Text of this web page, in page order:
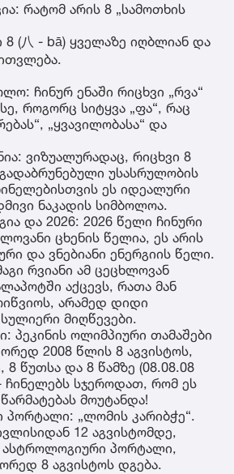
რატომ არის 8 „სამოთხის
(八 - bā) ყველაზე იღბლიან და
ჩინურ ენაში რიცხვი „რვა“
როგორც სიტყვა „ფა“, რაც
„ყვავილობასა“ და
ვიზუალურადაც, რიცხვი 8
უსასრულობის
ეს იდეალური
ნაკადის სიმბოლოა.
და 2026: 2026 წელი ჩინური
ცხენის წელია, ეს არის
და ვნებიანი ენერგიის წელი.
რვიანი ამ ცეცხლოვან
აქცევს, რათა მან
არამედ დიდი
მიღწევები.
პეკინის ოლიმპიური თამაშები
2008 წლის 8 აგვისტოს,
8 წუთსა და 8 წამზე (08.08.08
- ჩინელებს სჯეროდათ, რომ ეს
მოუტანდა!
„ლომის კარიბჭე“.
12 აგვისტომდე,
ასტროლოგიური პორტალი,
8 აგვისტოს დგება.